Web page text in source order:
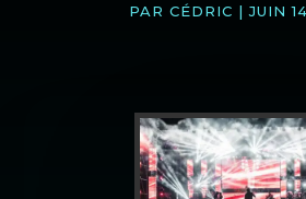
PAR CÉDRIC |JUIN